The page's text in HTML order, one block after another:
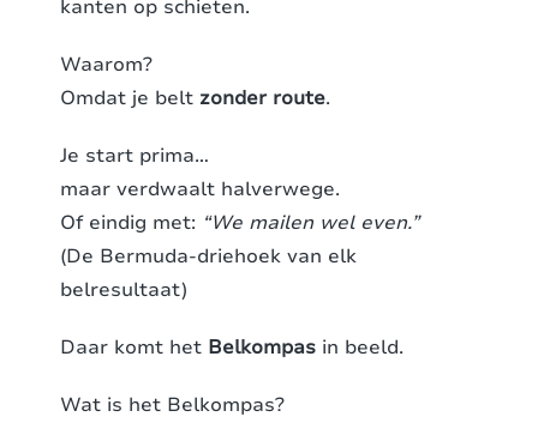
kanten op schieten.
Waarom?
Omdat je belt zonder route.
Je start prima…
maar verdwaalt halverwege.
Of eindig met: “We mailen wel even.”
(De Bermuda-driehoek van elk
belresultaat)
Daar komt het Belkompas in beeld.
Wat is het Belkompas?